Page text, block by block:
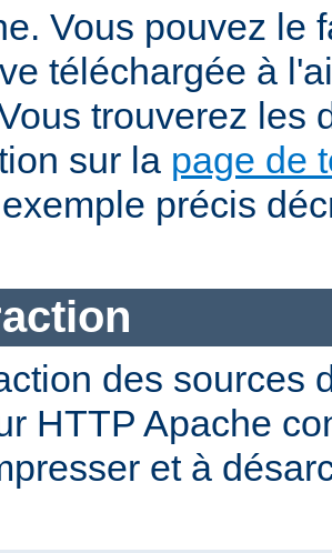
Vous pouvez le
téléchargée à
trouverez les
sur la page de
précis
des sources
HTTP Apache
et à